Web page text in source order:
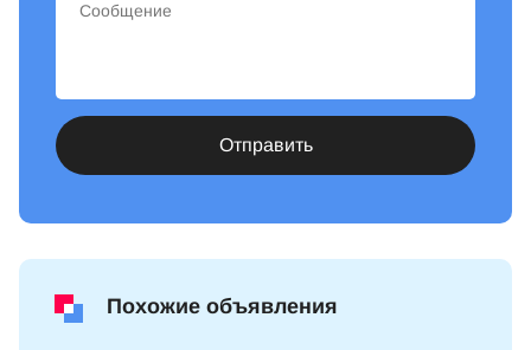
Отправить
Похожие объявления